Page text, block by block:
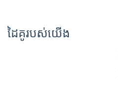
ដៃគូរបស់យើង